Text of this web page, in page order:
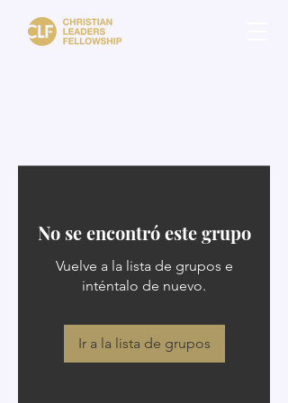
No se encontró este grupo
Vuelve a la lista de grupos e
inténtalo de nuevo.
Ir a la lista de grupos